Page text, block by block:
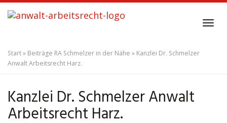
Skip
to
content
Start» Beiträge RA Schmelzer in der Nähe » Kanzlei Dr. Schmelzer
Anwalt Arbeitsrecht Harz.
Kanzlei Dr. Schmelzer Anwalt
Arbeitsrecht Harz.